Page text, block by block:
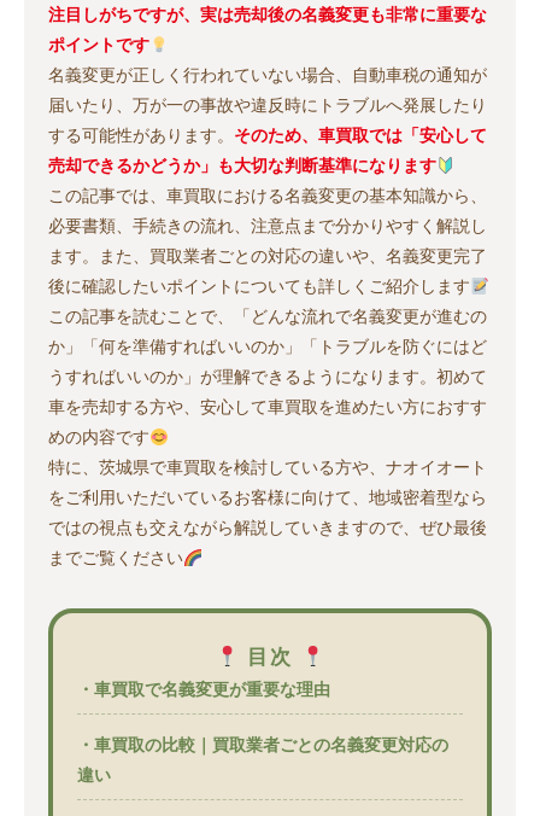
注目しがちですが、実は売却後の名義変更も非常に重要な
ポイントです
名義変更が正しく行われていない場合、自動車税の通知が
届いたり、万が一の事故や違反時にトラブルへ発展したり
する可能性があります。 そのため、車買取では「安心して
売却できるかどうか」も大切な判断基準になります
この記事では、車買取における名義変更の基本知識から、
必要書類、手続きの流れ、注意点まで分かりやすく解説し
ます。また、買取業者ごとの対応の違いや、名義変更完了
後に確認したいポイントについても詳しくご紹介します
この記事を読むことで、「どんな流れで名義変更が進むの
か」「何を準備すればいいのか」「トラブルを防ぐにはど
うすればいいのか」が理解できるようになります。初めて
車を売却する方や、安心して車買取を進めたい方におすす
めの内容です
特に、茨城県で車買取を検討している方や、ナオイオート
をご利用いただいているお客様に向けて、地域密着型なら
ではの視点も交えながら解説していきますので、ぜひ最後
までご覧ください
目次
・車買取で名義変更が重要な理由
・車買取の比較｜買取業者ごとの名義変更対応の
違い